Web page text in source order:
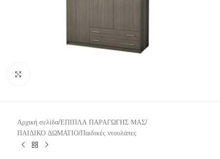
Αρχική σελίδα/ΕΠΙΠΛΑ ΠΑΡΑΓΩΓΗΣ ΜΑΣ/
ΠΑΙΔΙΚΟ ΔΩΜΑΤΙΟ/Παιδικές ντουλάπες